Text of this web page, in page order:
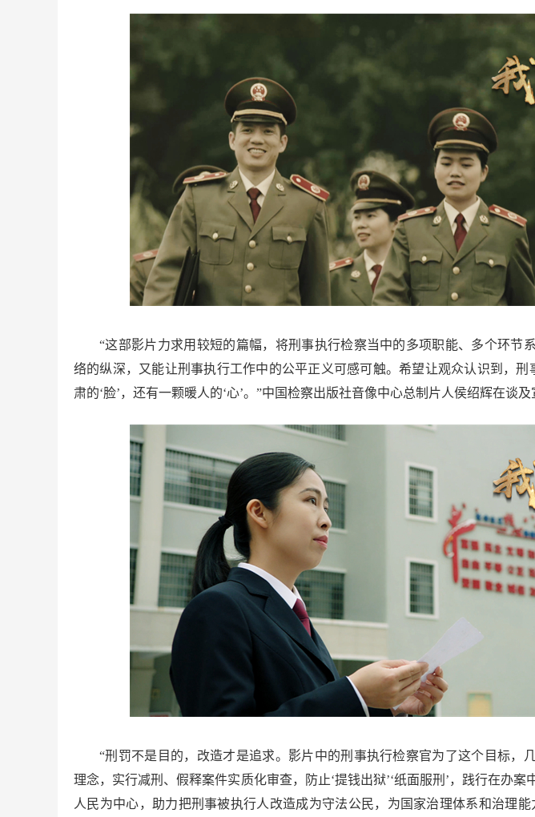
“这部影片力求用较短的篇幅，将刑事执行检察当中的多项职能、多个环节
络的纵深，又能让刑事执行工作中的公平正义可感可触。希望让观众认识到，刑
肃的‘脸’，还有一颗暖人的‘心’。”中国检察出版社音像中心总制片人侯绍辉在谈
“刑罚不是目的，改造才是追求。影片中的刑事执行检察官为了这个目标，
理念，实行减刑、假释案件实质化审查，防止‘提钱出狱’‘纸面服刑’，践行在办
人民为中心，助力把刑事被执行人改造成为守法公民，为国家治理体系和治理